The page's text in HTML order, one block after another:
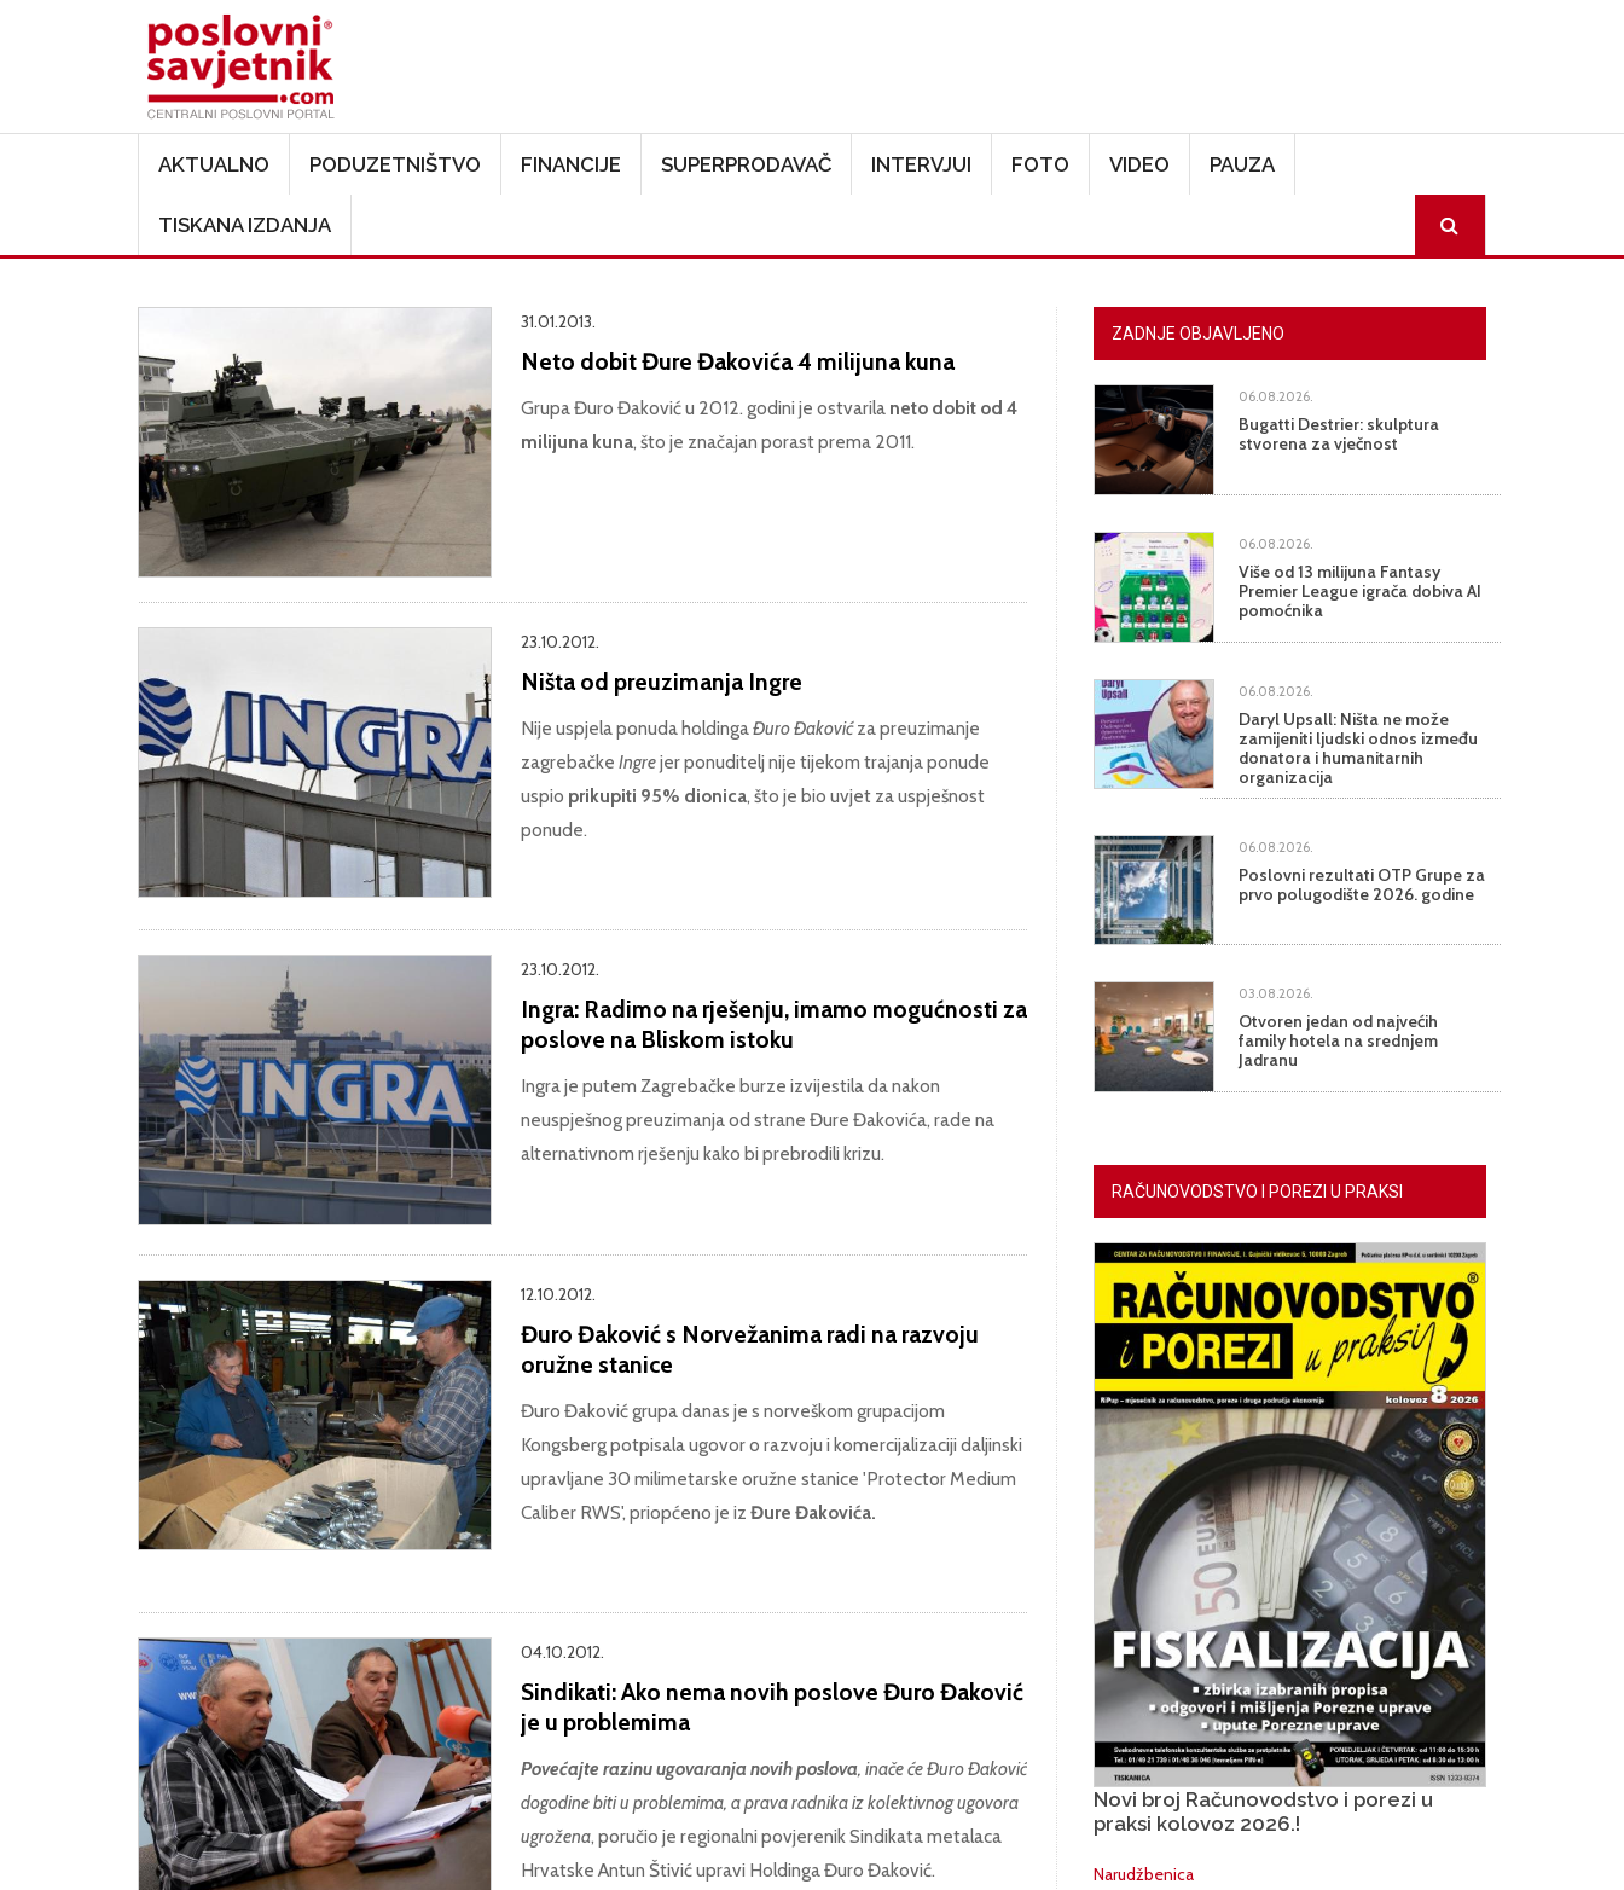
AKTUALNO PODUZETNIŠTVO FINANCIJE SUPERPRODAVAČ INTERVJUI FOTO VIDEO PAUZA
TISKANA IZDANJA
31.01.2013.
Neto dobit Đure Đakovića 4 milijuna kuna
Grupa Đuro Đaković u 2012. godini je ostvarila neto dobit od 4
milijuna kuna, što je značajan porast prema 2011.
23.10.2012.
Ništa od preuzimanja Ingre
Nije uspjela ponuda holdingaĐuro Đakovićza preuzimanje
zagrebačke Ingrejer ponuditelj nije tijekom trajanja ponude
uspio prikupiti 95% dionica, što je bio uvjet za uspješnost
ponude.
23.10.2012.
Ingra: Radimo na rješenju, imamo mogućnosti za
poslove na Bliskom istoku
Ingra je putem Zagrebačke burze izvijestila da nakon
neuspješnog preuzimanja od strane Đure Đakovića, rade na
alternativnom rješenju kako bi prebrodili krizu.
12.10.2012.
Đuro Đaković s Norvežanima radi na razvoju
oružne stanice
Đuro Đaković grupa danas je s norveškom grupacijom
Kongsberg potpisala ugovor o razvoju i komercijalizaciji daljinski
upravljane 30 milimetarske oružne stanice 'Protector Medium
Caliber RWS', priopćeno je iz Đure Đakovića.
04.10.2012.
Sindikati: Ako nema novih poslove Đuro Đaković
je u problemima
Povećajte razinu ugovaranja novih poslova, inače će Đuro Đaković
dogodine biti u problemima, a prava radnika iz kolektivnog ugovora
ugrožena, poručio je regionalni povjerenik Sindikata metalaca
Hrvatske Antun Štivić upravi Holdinga Đuro Đaković.
ZADNJE OBJAVLJENO
06.08.2026.
Bugatti Destrier: skulptura
stvorena za vječnost
06.08.2026.
Više od 13 milijuna Fantasy
Premier League igrača dobiva AI
pomoćnika
06.08.2026.
Daryl Upsall: Ništa ne može
zamijeniti ljudski odnos između
donatora i humanitarnih
organizacija
06.08.2026.
Poslovni rezultati OTP Grupe za
prvo polugodište 2026. godine
03.08.2026.
Otvoren jedan od najvećih
family hotela na srednjem
Jadranu
RAČUNOVODSTVO I POREZI U PRAKSI
Novi broj Računovodstvo i porezi u
praksi kolovoz 2026.!
Narudžbenica